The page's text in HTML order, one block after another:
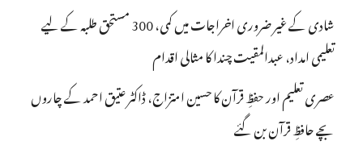
شادی کے غیر ضروری اخراجات میں کمی، 300 مستحق طلبہ کے لیے
تعلیمی امداد، عبدالمقیت چندا کا مثالی اقدام
عصری تعلیم اور حفظِ قرآن کا حسین امتزاج، ڈاکٹر عتیق احمد کے چاروں
بچے حافظِ قرآن بن گئے